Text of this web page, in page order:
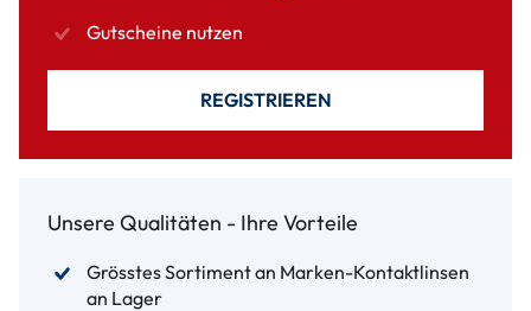
Gutscheine nutzen
REGISTRIEREN
Unsere Qualitäten - Ihre Vorteile
Grösstes Sortiment an Marken-Kontaktlinsen
an Lager